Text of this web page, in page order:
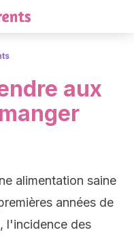
aux
alimentation saine
années de
l'incidence des